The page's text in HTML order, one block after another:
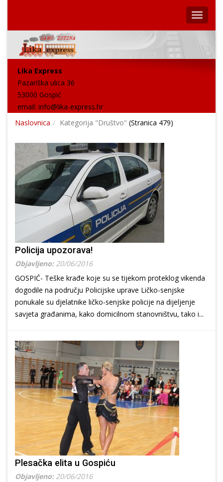
Lika Express
Pazariška ulica 36
53000 Gospić
email: info@lika-express.hr
Naslovnica
Kategorija "Društvo" (Stranica 479)
Policija upozorava!
Objavljeno: 20/06/2016
GOSPIĆ- Teške krađe koje su se tijekom proteklog vikenda
dogodile na području Policijske uprave Ličko-senjske
ponukale su djelatnike ličko-senjske policije na dijeljenje
savjeta građanima, kako domicilnom stanovništvu, tako i...
Plesačka elita u Gospiću
Objavljeno: 20/06/2016